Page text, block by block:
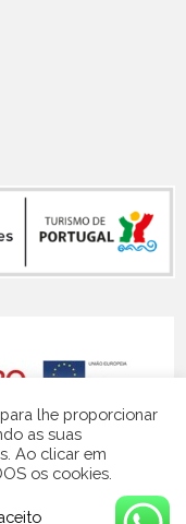
by Contacto Visual
lhe proporcionar
as suas
Ao clicar em
os cookies.